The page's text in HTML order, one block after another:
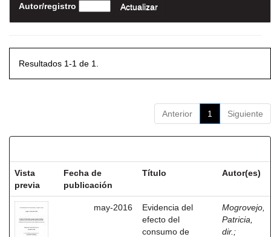
Autor/registro
Resultados 1-1 de 1.
Anterior 1 Siguiente
Vista
previa
Fecha de
publicación
Título Autor(es)
may-2016
Evidencia del
efecto del
consumo de
Mogrovejo,
Patricia,
dir. ;